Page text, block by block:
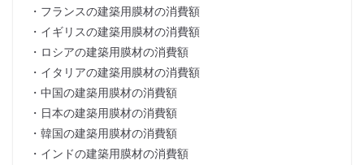
・フランスの建築用膜材の消費額
・イギリスの建築用膜材の消費額
・ロシアの建築用膜材の消費額
・イタリアの建築用膜材の消費額
・中国の建築用膜材の消費額
・日本の建築用膜材の消費額
・韓国の建築用膜材の消費額
・インドの建築用膜材の消費額